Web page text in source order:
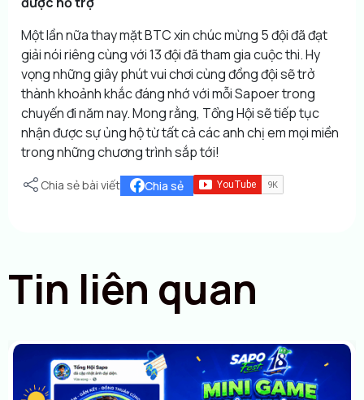
Một lần nữa thay mặt BTC xin chúc mừng 5 đội đã đạt
giải nói riêng cùng với 13 đội đã tham gia cuộc thi. Hy
vọng những giây phút vui chơi cùng đồng đội sẽ trở
thành khoảnh khắc đáng nhớ với mỗi Sapoer trong
chuyến đi năm nay. Mong rằng, Tổng Hội sẽ tiếp tục
nhận được sự ủng hộ từ tất cả các anh chị em mọi miền
trong những chương trình sắp tới!
Chia sẻ bài viết Chia sẻ
Tin liên quan